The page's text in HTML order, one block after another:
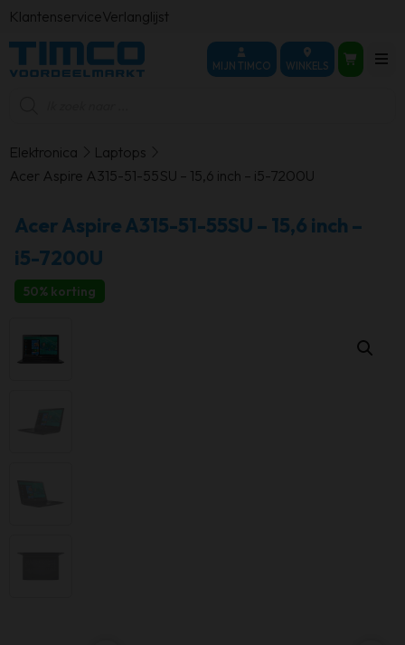
KlantenserviceVerlanglijst
MIJN TIMCO WINKELS
Elektronica
Laptops
Acer Aspire A315-51-55SU – 15,6 inch – i5-7200U
Acer Aspire A315-51-55SU – 15,6 inch –
i5-7200U
50% korting